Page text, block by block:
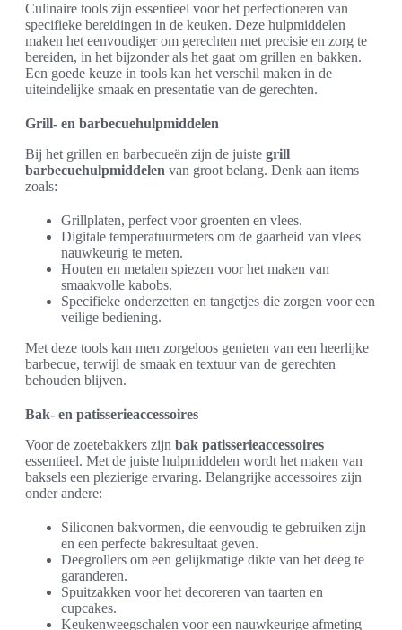
Culinaire tools zijn essentieel voor het perfectioneren van
specifieke bereidingen in de keuken. Deze hulpmiddelen
maken het eenvoudiger om gerechten met precisie en zorg te
bereiden, in het bijzonder als het gaat om grillen en bakken.
Een goede keuze in tools kan het verschil maken in de
uiteindelijke smaak en presentatie van de gerechten.
Grill- en barbecuehulpmiddelen
Bij het grillen en barbecueën zijn de juiste grill
barbecuehulpmiddelen van groot belang. Denk aan items
zoals:
Grillplaten, perfect voor groenten en vlees.
Digitale temperatuurmeters om de gaarheid van vlees
nauwkeurig te meten.
Houten en metalen spiezen voor het maken van
smaakvolle kabobs.
Specifieke onderzetten en tangetjes die zorgen voor een
veilige bediening.
Met deze tools kan men zorgeloos genieten van een heerlijke
barbecue, terwijl de smaak en textuur van de gerechten
behouden blijven.
Bak- en patisserieaccessoires
Voor de zoetebakkers zijn bak patisserieaccessoires
essentieel. Met de juiste hulpmiddelen wordt het maken van
baksels een plezierige ervaring. Belangrijke accessoires zijn
onder andere:
Siliconen bakvormen, die eenvoudig te gebruiken zijn
en een perfecte bakresultaat geven.
Deegrollers om een gelijkmatige dikte van het deeg te
garanderen.
Spuitzakken voor het decoreren van taarten en
cupcakes.
Keukenweegschalen voor een nauwkeurige afmeting